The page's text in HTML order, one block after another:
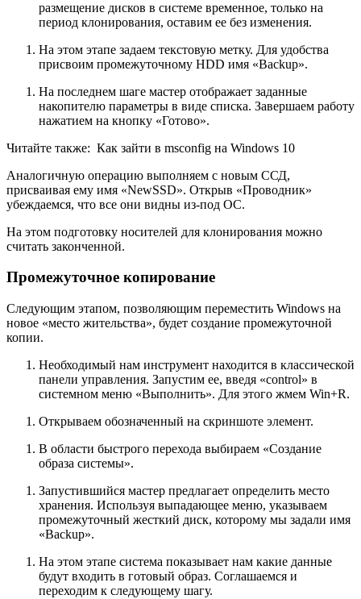
размещение дисков в системе временное, только на
период клонирования, оставим ее без изменения.
На этом этапе задаем текстовую метку. Для удобства
присвоим промежуточному HDD имя «Backup».
На последнем шаге мастер отображает заданные
накопителю параметры в виде списка. Завершаем работу
нажатием на кнопку «Готово».
Читайте также: Как зайти в msconfig на Windows 10
Аналогичную операцию выполняем с новым ССД,
присваивая ему имя «NewSSD». Открыв «Проводник»
убеждаемся, что все они видны из-под ОС.
На этом подготовку носителей для клонирования можно
считать законченной.
Промежуточное копирование
Следующим этапом, позволяющим переместить Windows на
новое «место жительства», будет создание промежуточной
копии.
Необходимый нам инструмент находится в классической
панели управления. Запустим ее, введя «control» в
системном меню «Выполнить». Для этого жмем Win+R.
Открываем обозначенный на скриншоте элемент.
В области быстрого перехода выбираем «Создание
образа системы».
Запустившийся мастер предлагает определить место
хранения. Используя выпадающее меню, указываем
промежуточный жесткий диск, которому мы задали имя
«Backup».
На этом этапе система показывает нам какие данные
будут входить в готовый образ. Соглашаемся и
переходим к следующему шагу.